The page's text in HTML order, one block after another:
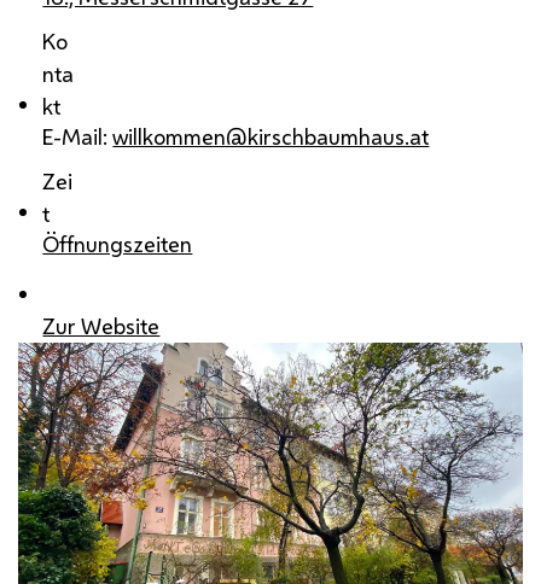
Ko
nta
kt
E-Mail:willkommen@kirschbaumhaus.at
Zei
t
Öffnungszeiten
Zur Website